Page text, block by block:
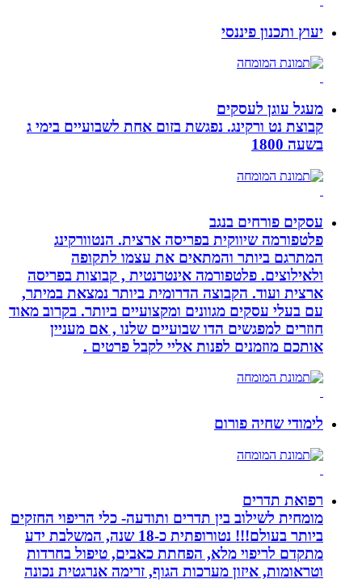
יעוץ ותכנון פיננסי
מעגל עוגן לעסקים
קבוצת נט ורקינג. נפגשת בזום אחת לשבועיים בימי ג
בשעה 1800
עסקים פורחים בנגב
פלטפורמה שיווקית בפריסה ארצית. הנטוורקינג
המתרגם ביותר והמתאים את עצמו לתקופה
ולאילוצים. פלטפורמה אינטרנטית , קבוצות בפריסה
ארצית ועוד. הקבוצה הדרומית ביותר נמצאת במיתר,
עם בעלי עסקים מגוונים ומקצועיים ביותר. בקרוב מאוד
חוזרים למפגשים הדו שבועיים שלנו , אם מעניין
אותכם מוזמנים לפנות אליי לקבל פרטים .
לימודי שחיה פורום
רפואת תדרים
מומחית לשילוב בין תדרים ותודעה- כלי הריפוי החזקים
ביותר בעולם!!! נטורופתית כ-18 שנה, המשלבת ידע
מתקדם לריפוי מלא, הפחתת כאבים, טיפול בחרדות
וטראומות, איזון מערכות הגוף, זרימה אנרגטית נכונה